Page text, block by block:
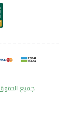
جميع الحقوق